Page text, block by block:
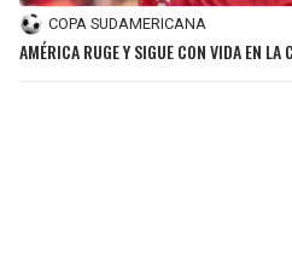
COPA SUDAMERICANA
AMÉRICA RUGE Y SIGUE CON VIDA EN LA